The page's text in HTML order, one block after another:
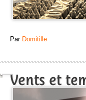
Par Domitille
Vents et